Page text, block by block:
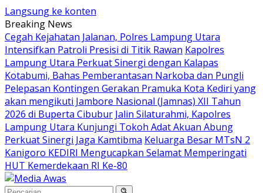
Langsung ke konten
Breaking News
Cegah Kejahatan Jalanan, Polres Lampung Utara
Intensifkan Patroli Presisi di Titik Rawan Kapolres
Lampung Utara Perkuat Sinergi dengan Kalapas
Kotabumi, Bahas Pemberantasan Narkoba dan Pungli
Pelepasan Kontingen Gerakan Pramuka Kota Kediri yang
akan mengikuti Jambore Nasional (Jamnas) XII Tahun
2026 di Buperta Cibubur Jalin Silaturahmi, Kapolres
Lampung Utara Kunjungi Tokoh Adat Akuan Abung
Perkuat Sinergi Jaga Kamtibma Keluarga Besar MTsN 2
Kanigoro KEDIRI Mengucapkan Selamat Memperingati
HUT Kemerdekaan RI Ke-80